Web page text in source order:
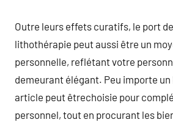
Outre leurs effets curatifs, le port
lithothérapie peut aussi être un
personnelle, reflétant votre
demeurant élégant. Peu importe
article peut êtrechoisie pour
personnel, tout en procurant les